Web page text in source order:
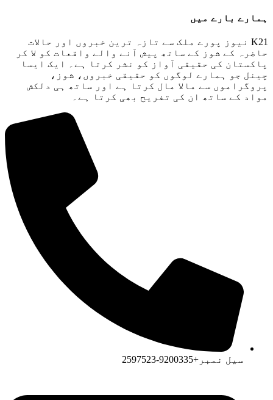
ہمارے بارے میں
K21 نیوز پورے ملک سے تازہ ترین خبروں اور حالات
حاضرہ کے شوز کے ساتھ پیش آنے والے واقعات کو لا کر
پاکستان کی حقیقی آواز کو نشر کرتا ہے۔ ایک ایسا
چینل جو ہمارے لوگوں کو حقیقی خبروں، شوز،
پروگراموں سے مالا مال کرتا ہے اور ساتھ ہی دلکش
مواد کے ساتھ ان کی تفریح ​​بھی کرتا ہے۔
سیل نمبر+9200335-2597523